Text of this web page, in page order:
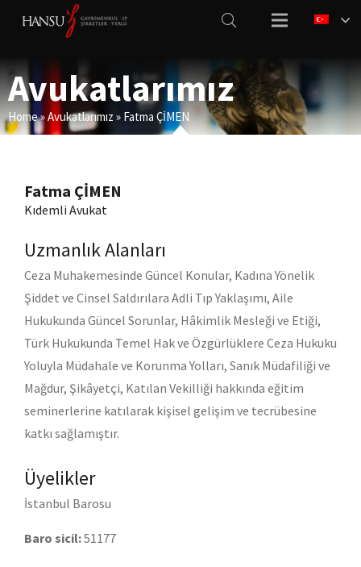
Avukatlarımız
Home»Avukatlarımız » Fatma ÇİMEN
Fatma ÇİMEN
Kıdemli Avukat
Uzmanlık Alanları
Ceza Muhakemesinde Güncel Konular, Kadına Yönelik
Şiddet ve Cinsel Saldırılara Adli Tıp Yaklaşımı, Aile
Hukukunda Güncel Sorunlar, Hâkimlik Mesleği ve Etiği,
Türk Hukukunda Temel Hak ve Özgürlüklere Ceza Hukuku
Yoluyla Müdahale ve Korunma Yolları, Sanık Müdafiliği ve
Mağdur, Şikâyetçi, Katılan Vekilliği hakkında eğitim
seminerlerine katılarak kişisel gelişim ve tecrübesine
katkı sağlamıştır.
Üyelikler
İstanbul Barosu
Baro sicil:51177